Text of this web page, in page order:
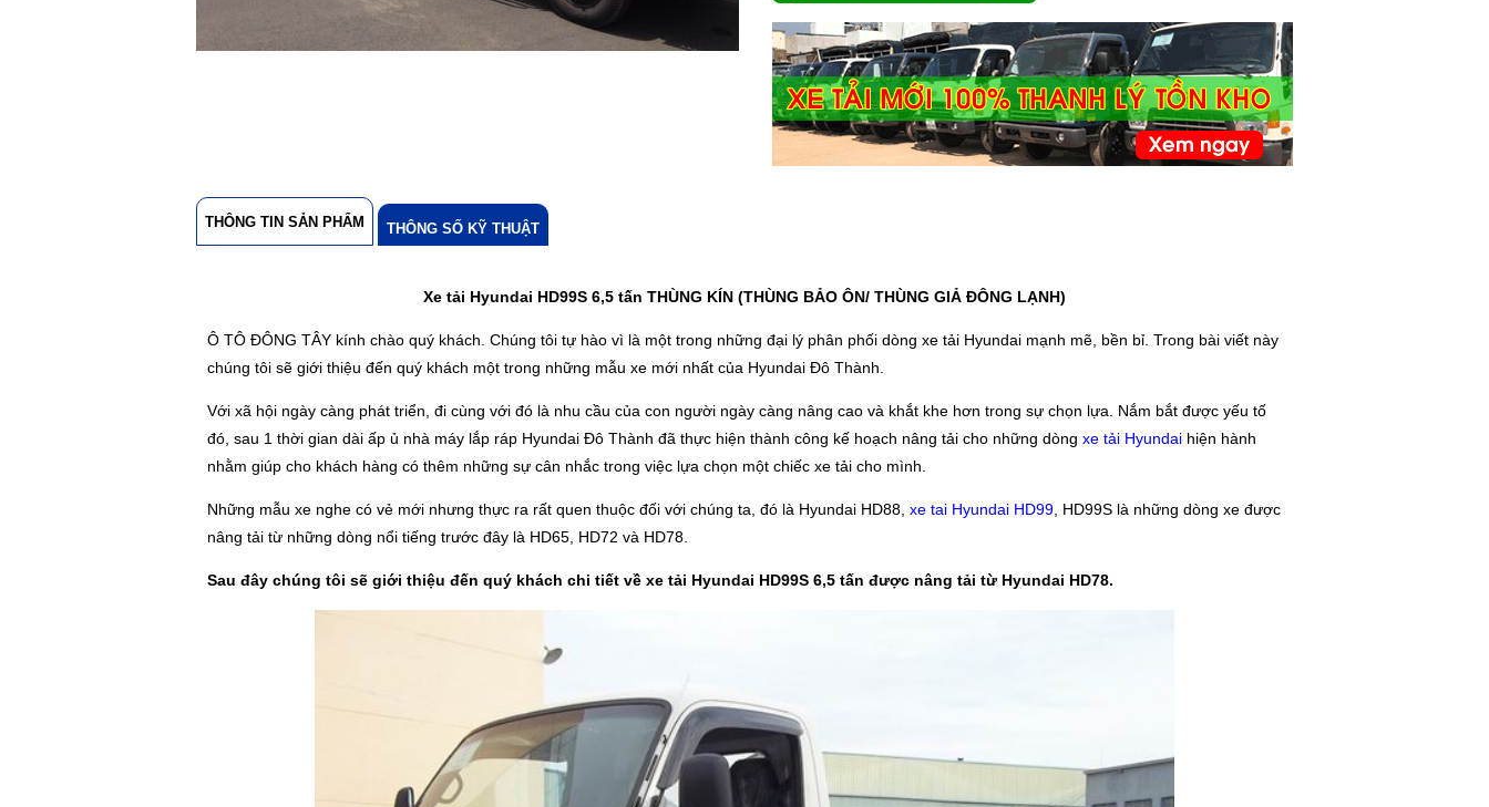
THÔNG TIN SẢN PHẨM THÔNG SỐ KỸ THUẬT
Xe tải Hyundai HD99S 6,5 tấn THÙNG KÍN (THÙNG BẢO ÔN/ THÙNG GIẢ ĐÔNG LẠNH)
Ô TÔ ĐÔNG TÂY kính chào quý khách. Chúng tôi tự hào vì là một trong những đại lý phân phối dòng xe tải Hyundai mạnh mẽ, bền bỉ. Trong bài viết này
chúng tôi sẽ giới thiệu đến quý khách một trong những mẫu xe mới nhất của Hyundai Đô Thành.
Với xã hội ngày càng phát triển, đi cùng với đó là nhu cầu của con người ngày càng nâng cao và khắt khe hơn trong sự chọn lựa. Nắm bắt được yếu tố
đó, sau 1 thời gian dài ấp ủ nhà máy lắp ráp Hyundai Đô Thành đã thực hiện thành công kế hoạch nâng tải cho những dòng xe tải Hyundai hiện hành
nhằm giúp cho khách hàng có thêm những sự cân nhắc trong việc lựa chọn một chiếc xe tải cho mình.
Những mẫu xe nghe có vẻ mới nhưng thực ra rất quen thuộc đối với chúng ta, đó là Hyundai HD88, xe tai Hyundai HD99 , HD99S là những dòng xe được
nâng tải từ những dòng nổi tiếng trước đây là HD65, HD72 và HD78.
Sau đây chúng tôi sẽ giới thiệu đến quý khách chi tiết về xe tải Hyundai HD99S 6,5 tấn được nâng tải từ Hyundai HD78.